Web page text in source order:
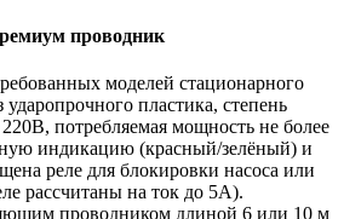
проводник
моделей стационарного
пластика, степень
потребляемая мощность не более
индикацию (красный/зелёный) и
реле для блокировки насоса или
рассчитаны на ток до 5А).
проводником длиной 6 или 10 м